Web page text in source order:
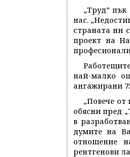
„Труд”
нас.
страната ни
проект на
най-малко
ангажирани
„Повече
обясни пред
в
думите на
отношение
рентгенови